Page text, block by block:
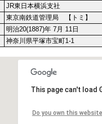
JR東日本横浜支社
東京南鉄道管理局 【トミ】
明治20(1887)年 7月 11日
神奈川県平塚市宝町1-1